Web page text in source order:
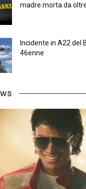
madre morta da oltre
Incidente in A22 del
46enne